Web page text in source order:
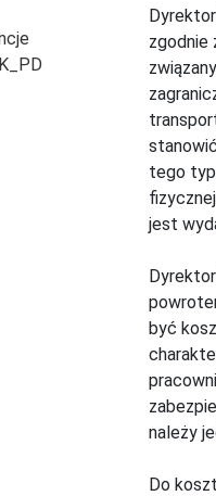
zgodnie
tego
jest
być
należy
Do